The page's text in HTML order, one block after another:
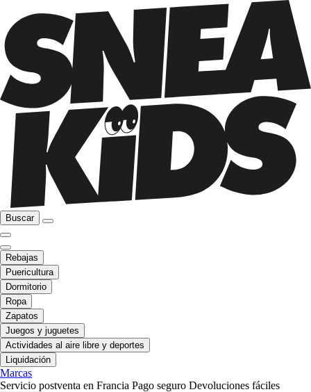
Buscar
Rebajas
Puericultura
Dormitorio
Ropa
Zapatos
Juegos y juguetes
Actividades al aire libre y deportes
Liquidación
Marcas
Servicio postventa en Francia Pago seguro Devoluciones fáciles